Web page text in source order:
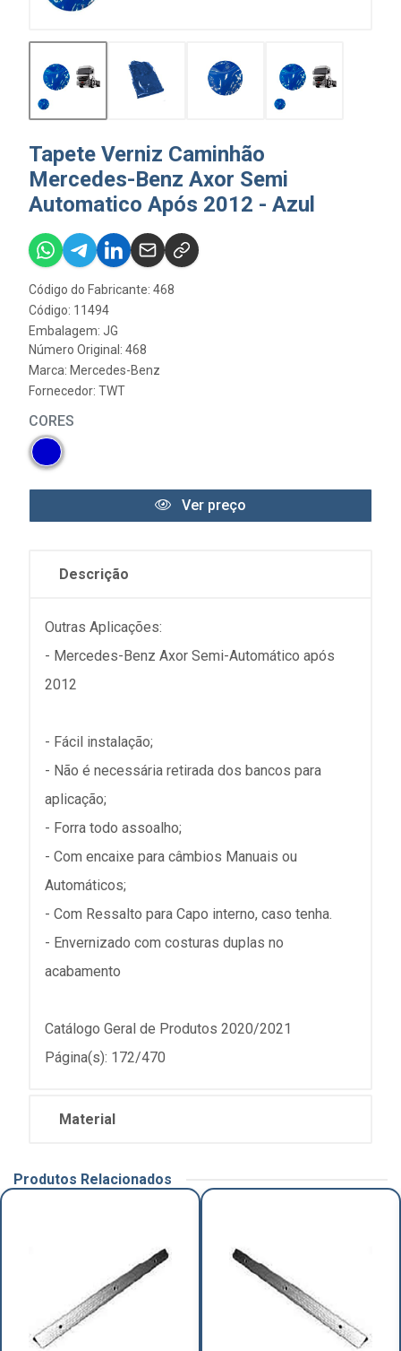
Tapete Verniz Caminhão
Mercedes-Benz Axor Semi
Automatico Após 2012 - Azul
Código do Fabricante: 468
Código: 11494
Embalagem: JG
Número Original: 468
Marca: Mercedes-Benz
Fornecedor: TWT
CORES
Ver preço
Descrição
Outras Aplicações:
- Mercedes-Benz Axor Semi-Automático após
2012
- Fácil instalação;
- Não é necessária retirada dos bancos para
aplicação;
- Forra todo assoalho;
- Com encaixe para câmbios Manuais ou
Automáticos;
- Com Ressalto para Capo interno, caso tenha.
- Envernizado com costuras duplas no
acabamento
Catálogo Geral de Produtos 2020/2021
Página(s): 172/470
Material
Produtos Relacionados